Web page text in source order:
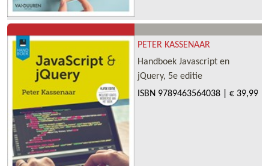
PETER KASSENAAR
Handboek Javascript en
jQuery, 5e editie
ISBN 9789463564038 € 39,99